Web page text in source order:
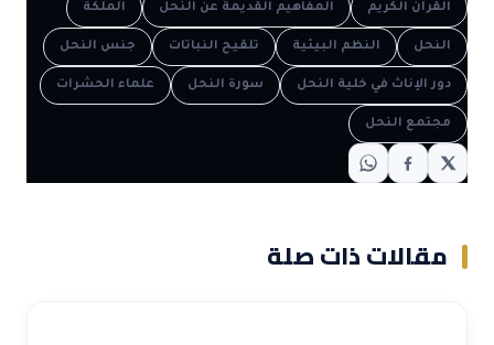
القرآن الكريم المفاهيم القديمة عن النحل الملكة
النحل النظم البيئية تلقيح النباتات جنس النحل
دور الإناث في خلية النحل سورة النحل علماء الحشرات
مجتمع النحل
مقالات ذات صلة